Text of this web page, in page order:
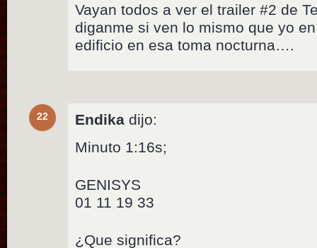
Vayan todos a ver el trailer #2 de
diganme si ven lo mismo que yo
edificio en esa toma nocturna….
22 Endika dijo:
Minuto 1:16s;
GENISYS
01 11 19 33
¿Que significa?